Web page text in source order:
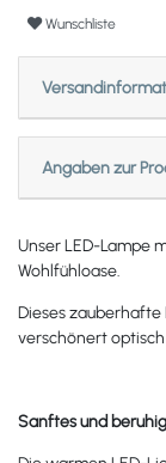
Wunschliste
Angaben zur
Unser LED-Lampe
Wohlfühloase.
Dieses
verschönert
Sanftes und